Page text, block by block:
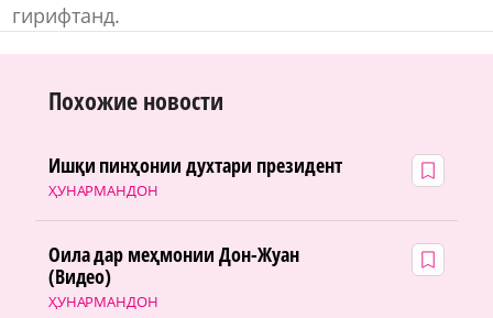
гирифтанд.
Похожие новости
ҲУНАРМАНДОН
Ишқи пинҳонии духтари президент
ҲУНАРМАНДОН
Оила дар меҳмонии Дон-Жуан
(Видео)